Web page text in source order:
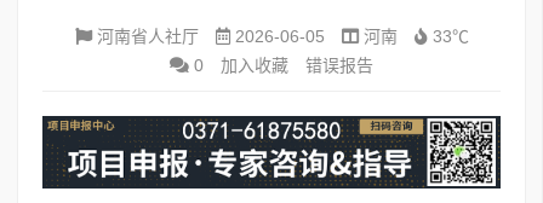
河南省人社厅 2026-06-05 河南
33℃
0
加入收藏 错误报告